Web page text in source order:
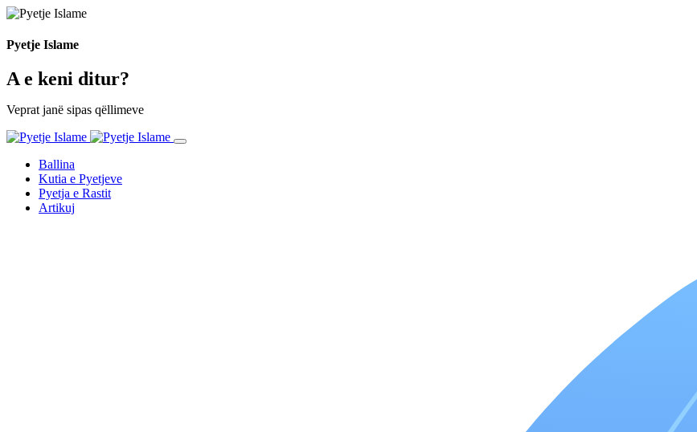
Pyetje Islame
A e keni ditur?
Veprat janë sipas qëllimeve
Ballina
Kutia e Pyetjeve
Pyetja e Rastit
Artikuj